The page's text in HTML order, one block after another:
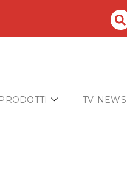
PRODOTTI TV-NEWS